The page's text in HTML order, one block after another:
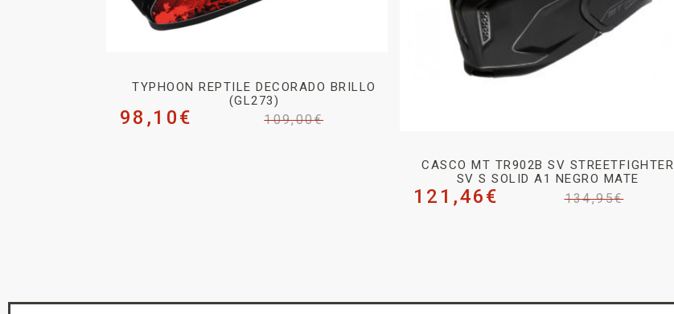
TYPHOON REPTILE DECORADO BRILLO
(GL273)
109,00€
98,10€
CASCO MT TR902B SV STREETFIGHTER
SV S SOLID A1 NEGRO MATE
134,95€
121,46€